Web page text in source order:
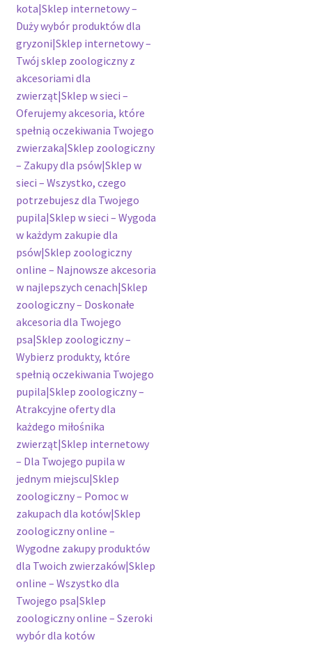
kota|Sklep internetowy –
Duży wybór produktów dla
gryzoni|Sklep internetowy –
Twój sklep zoologiczny z
akcesoriami dla
zwierząt|Sklep w sieci –
Oferujemy akcesoria, które
spełnią oczekiwania Twojego
zwierzaka|Sklep zoologiczny
– Zakupy dla psów|Sklep w
sieci – Wszystko, czego
potrzebujesz dla Twojego
pupila|Sklep w sieci – Wygoda
w każdym zakupie dla
psów|Sklep zoologiczny
online – Najnowsze akcesoria
w najlepszych cenach|Sklep
zoologiczny – Doskonałe
akcesoria dla Twojego
psa|Sklep zoologiczny –
Wybierz produkty, które
spełnią oczekiwania Twojego
pupila|Sklep zoologiczny –
Atrakcyjne oferty dla
każdego miłośnika
zwierząt|Sklep internetowy
– Dla Twojego pupila w
jednym miejscu|Sklep
zoologiczny – Pomoc w
zakupach dla kotów|Sklep
zoologiczny online –
Wygodne zakupy produktów
dla Twoich zwierzaków|Sklep
online – Wszystko dla
Twojego psa|Sklep
zoologiczny online – Szeroki
wybór dla kotów